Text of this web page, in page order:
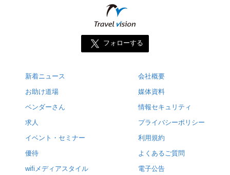
フォローする
新着ニュース
お助け道場
ベンダーさん
求人
イベント・セミナー
優待
wifiメディアスタイル
会社概要
媒体資料
情報セキュリティ
プライバシーポリシー
利用規約
よくあるご質問
電子公告